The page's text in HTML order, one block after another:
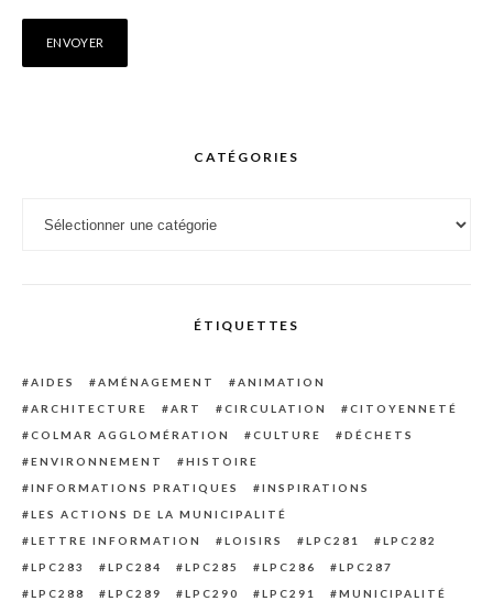
CATÉGORIES
ÉTIQUETTES
AIDES AMÉNAGEMENT
ANIMATION
ARCHITECTURE
ART CIRCULATION
CITOYENNETÉ
COLMAR AGGLOMÉRATION
CULTURE
DÉCHETS
ENVIRONNEMENT
HISTOIRE
INFORMATIONS PRATIQUES
INSPIRATIONS
LES ACTIONS DE LA MUNICIPALITÉ
LETTRE INFORMATION
LOISIRS LPC281
LPC282
LPC283
LPC284 LPC285 LPC286
LPC287
LPC288
LPC289 LPC290 LPC291
MUNICIPALITÉ